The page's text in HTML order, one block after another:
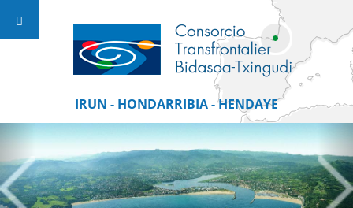
IRUN - HONDARRIBIA - HENDAYE